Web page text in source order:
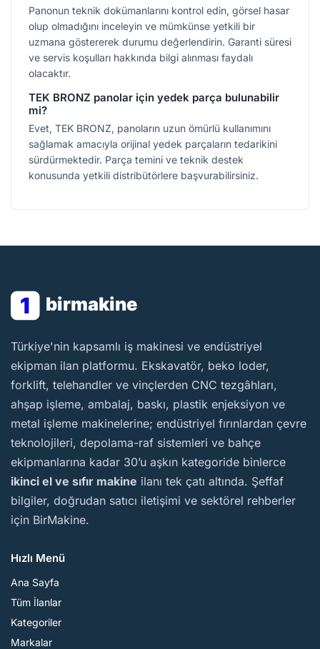
Panonun teknik dokümanlarını kontrol edin, görsel hasar
olup olmadığını inceleyin ve mümkünse yetkili bir
uzmana göstererek durumu değerlendirin. Garanti süresi
ve servis koşulları hakkında bilgi alınması faydalı
olacaktır.
TEK BRONZ panolar için yedek parça bulunabilir
mi?
Evet, TEK BRONZ, panoların uzun ömürlü kullanımını
sağlamak amacıyla orijinal yedek parçaların tedarikini
sürdürmektedir. Parça temini ve teknik destek
konusunda yetkili distribütörlere başvurabilirsiniz.
1 birmakine
BirMakine
Türkiye'nin kapsamlı iş makinesi ve endüstriyel
ekipman ilan platformu. Ekskavatör, beko loder,
forklift, telehandler ve vinçlerden CNC tezgâhları,
ahşap işleme, ambalaj, baskı, plastik enjeksiyon ve
metal işleme makinelerine; endüstriyel fırınlardan çevre
teknolojileri, depolama-raf sistemleri ve bahçe
ekipmanlarına kadar 30’u aşkın kategoride binlerce
ikinci el ve sıfır makine ilanı tek çatı altında. Şeffaf
bilgiler, doğrudan satıcı iletişimi ve sektörel rehberler
için BirMakine.
Hızlı Menü
Ana Sayfa
Tüm İlanlar
Kategoriler
Markalar